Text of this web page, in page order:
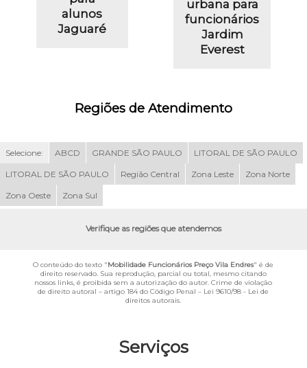
Serviços
alunos
Jaguaré
urbana para
funcionários
Jardim
Everest
Regiões de Atendimento
Selecione: ABCD GRANDE SÃO PAULO LITORAL DE SÃO PAULO
LITORAL DE SÃO PAULO Região Central Zona Leste Zona Norte
Zona Oeste Zona Sul
Verifique as regiões que atendemos
O conteúdo do texto "Mobilidade Funcionários Preço Vila Endres" é de
direito reservado. Sua reprodução, parcial ou total, mesmo citando
nossos links, é proibida sem a autorização do autor. Crime de violação
de direito autoral – artigo 184 do Código Penal – Lei 9610/98 - Lei de
direitos autorais.